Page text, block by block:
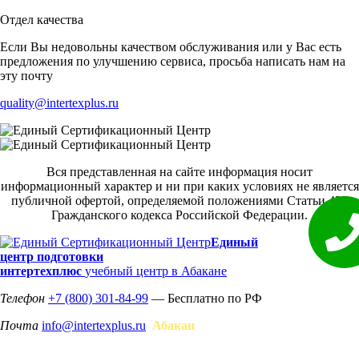
Отдел качества
Если Вы недовольны качеством обслуживания или у Вас есть
предложения по улучшению сервиса, просьба написать нам на
эту почту
quality@intertexplus.ru
Вся представленная на сайте информация носит
информационный характер и ни при каких условиях не является
публичной офертой, определяемой положениями Статьи 437
Гражданского кодекса Российской Федерации.
Единый
центр подготовки
интертехплюс учебный центр в Абакане
Телефон +7 (800) 301-84-99 — Бесплатно по РФ
Почта info@intertexplus.ru Абакан